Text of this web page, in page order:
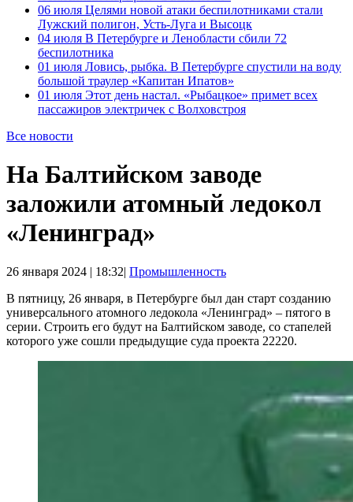
06 июля Целями новой атаки беспилотниками стали
Лужский полигон, Усть-Луга и Высоцк
04 июля В Петербурге и Ленобласти сбили 72
беспилотника
01 июля Ловись, рыбка. В Петербурге спустили на воду
большой траулер «Капитан Ипатов»
01 июля Этот день настал. «Рыбацкое» примет всех
пассажиров электричек с Волховстроя
Все новости
На Балтийском заводе
заложили атомный ледокол
«Ленинград»
26 января 2024 | 18:32| Промышленность
В пятницу, 26 января, в Петербурге был дан старт созданию
универсального атомного ледокола «Ленинград» – пятого в
серии. Строить его будут на Балтийском заводе, со стапелей
которого уже сошли предыдущие суда проекта 22220.